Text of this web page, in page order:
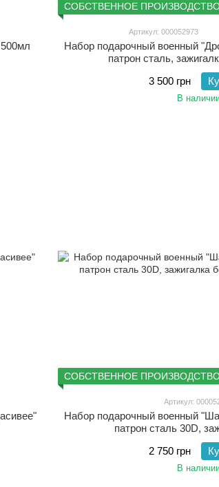
СОБСТВЕННОЕ
Артикул: 000052973
Набор подарочный военный
патрон сталь,
3 500 грн
В
СОБСТВЕННОЕ
Артикул:
Набор подарочный военный
патрон сталь 30D,
2 750 грн
В